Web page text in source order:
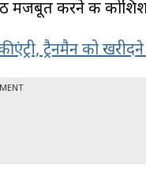
मजबूत करने की कोशिश
ट्रैनमैन को खरीदने